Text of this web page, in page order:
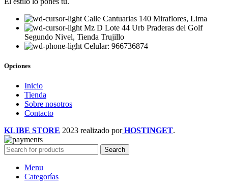
Calle Cantuarias 140 Miraflores, Lima
Mz D Lote 44 Urb Praderas del Golf
Segundo Nivel, Tienda Trujillo
Celular: 966736874
Opciones
Inicio
Tienda
Sobre nosotros
Contacto
KLIBE STORE 2023 realizado por HOSTINGET.
Search
Menu
Categorías